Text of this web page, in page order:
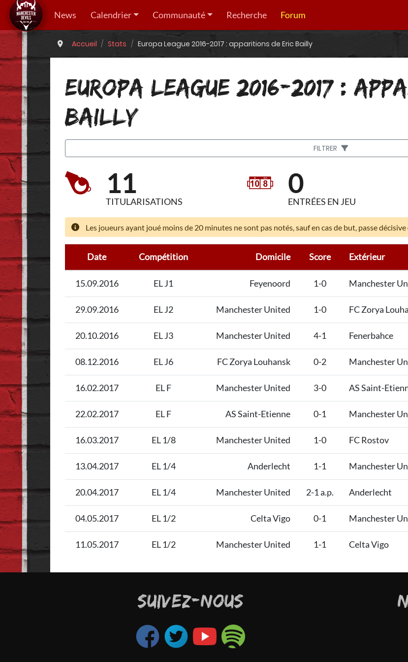
News Calendrier Communauté Recherche Forum
Accueil Stats Europa League 2016-2017 : apparitions de Eric Bailly
EUROPA LEAGUE 2016-2017 :
BAILLY
FILTRER
11
TITULARISATIONS
0
ENTRÉES EN JEU
Les joueurs ayant joué moins de 20 minutes ne sont pas notés, sauf en cas de but, passe
Date Compétition Domicile Score Extérieur
15.09.2016 EL J1 Feyenoord 1-0 Manchester
29.09.2016 EL J2 Manchester United 1-0 FC Zorya
20.10.2016 EL J3 Manchester United 4-1 Fenerbahce
08.12.2016 EL J6 FC Zorya Louhansk 0-2 Manchester
16.02.2017 EL F Manchester United 3-0 AS Saint-
22.02.2017 EL F AS Saint-Etienne 0-1 Manchester
16.03.2017 EL 1/8 Manchester United 1-0 FC Rostov
13.04.2017 EL 1/4 Anderlecht 1-1 Manchester
20.04.2017 EL 1/4 Manchester United 2-1 a.p. Anderlecht
04.05.2017 EL 1/2 Celta Vigo 0-1 Manchester
11.05.2017 EL 1/2 Manchester United 1-1 Celta Vigo
SUIVEZ-NOUS